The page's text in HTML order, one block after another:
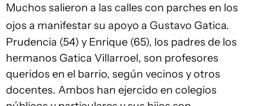
Muchos salieron a las calles con parches en los
ojos a manifestar su apoyo a Gustavo Gatica.
Prudencia (54) y Enrique (65), los padres de los
hermanos Gatica Villarroel, son profesores
queridos en el barrio, según vecinos y otros
docentes. Ambos han ejercido en colegios